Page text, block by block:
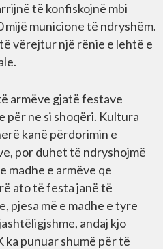
të konfiskojnë mbi
mijë municione të ndryshëm.
vërejtur një rënie e lehtë e
armëve gjatë festave
për ne si shoqëri. Kultura
kanë përdorimin e
por duhet të ndryshojmë
madhe e armëve qe
ato të festa janë të
pjesa më e madhe e tyre
andaj kjo
punuar shumë për të